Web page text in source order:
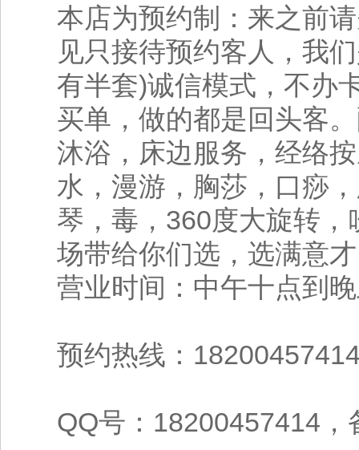
本店为预约制：来之前
见只接待预约客人，我
有半套)诚信模式，不办
买单，做的都是回头客
沐浴，床边服务，经络
水，漫游，胸莎，口痧
琴，毒，360度大旋转
场带给你们选，选满意
营业时间：中午十点到
预约热线：
QQ号：18200457414